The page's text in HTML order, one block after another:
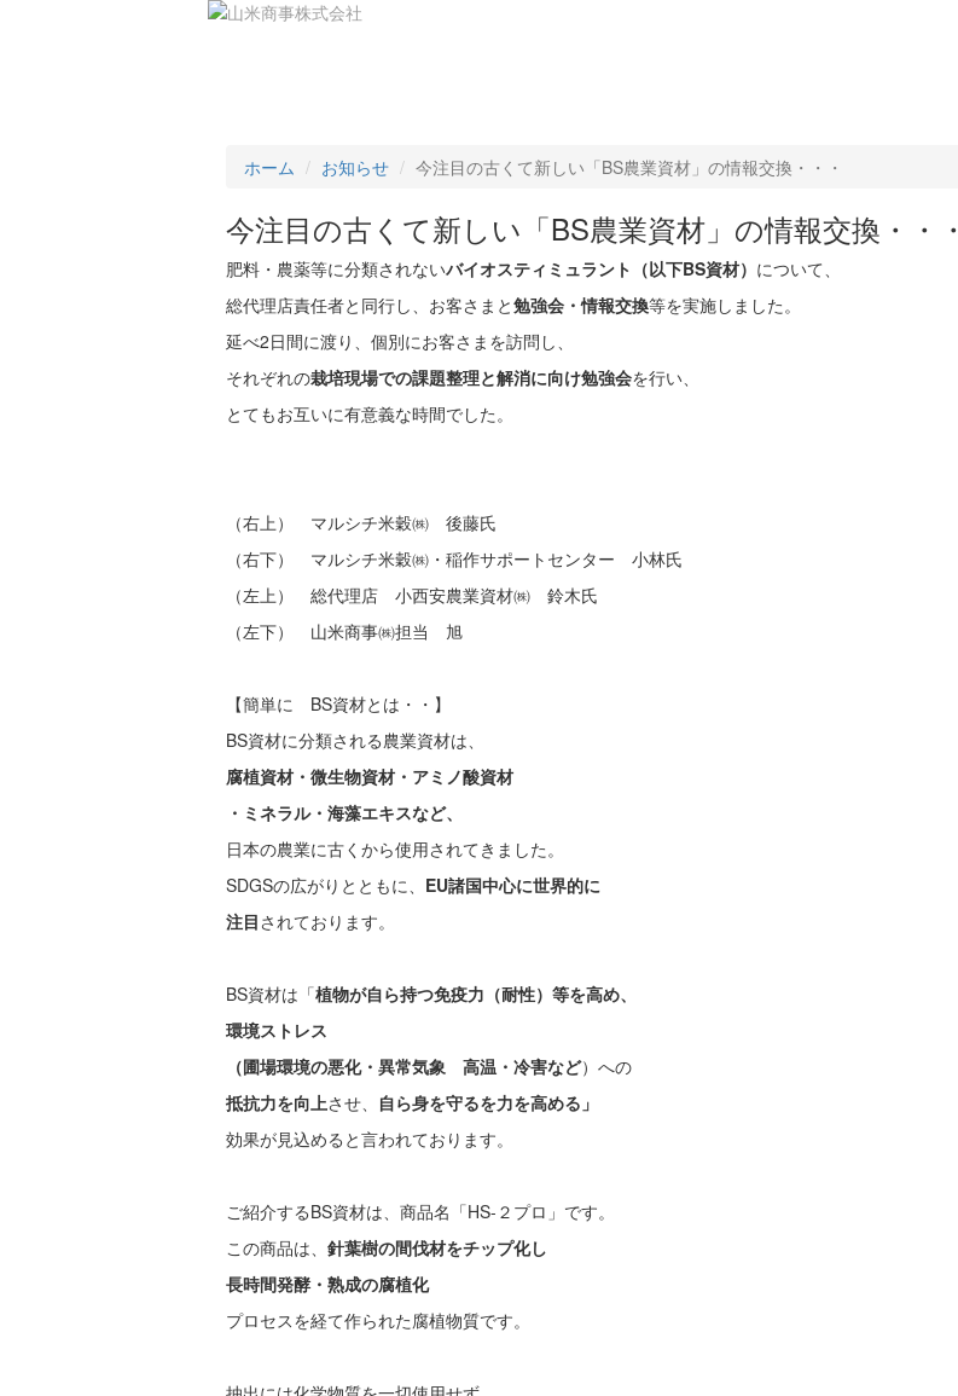
ホーム お知らせ 今注目の古くて新しい「BS農業資材」の情報交換・・・
今注目の古くて新しい「BS農業資材」の情報交換・・・
肥料・農薬等に分類されないバイオスティミュラント（以下BS資材） について、
総代理店責任者と同行し、お客さまと勉強会・情報交換等を実施しました。
延べ2日間に渡り、個別にお客さまを訪問し、
それぞれの栽培現場での課題整理と解消に向け勉強会を行い、
とてもお互いに有意義な時間でした。
（右上） マルシチ米穀㈱ 後藤氏
（右下） マルシチ米穀㈱・稲作サポートセンター 小林氏
（左上） 総代理店 小西安農業資材㈱ 鈴木氏
（左下） 山米商事㈱担当 旭
【簡単に BS資材とは・・】
BS資材に分類される農業資材は、
腐植資材・微生物資材 ・アミノ酸資材
・ミネラル・海藻エキスなど、
日本の農業に古くから使用されてきました。
SDGSの広がりとともに、 EU諸国中心に世界的に
注目されております。
BS資材は「植物が自ら持つ免疫力（耐性）等を高め、
環境ストレス
（圃場環境の悪化・ 異常気象 高温・冷害など）への
抵抗力を向上させ、 自ら身を守るを力を高める」
効果が見込めると言われております。
ご紹介するBS資材は、商品名「HS-２プロ」です。
この商品は、 針葉樹の間伐材をチップ化し
長時間発酵・熟成の腐植化
プロセスを経て作られた腐植物質です。